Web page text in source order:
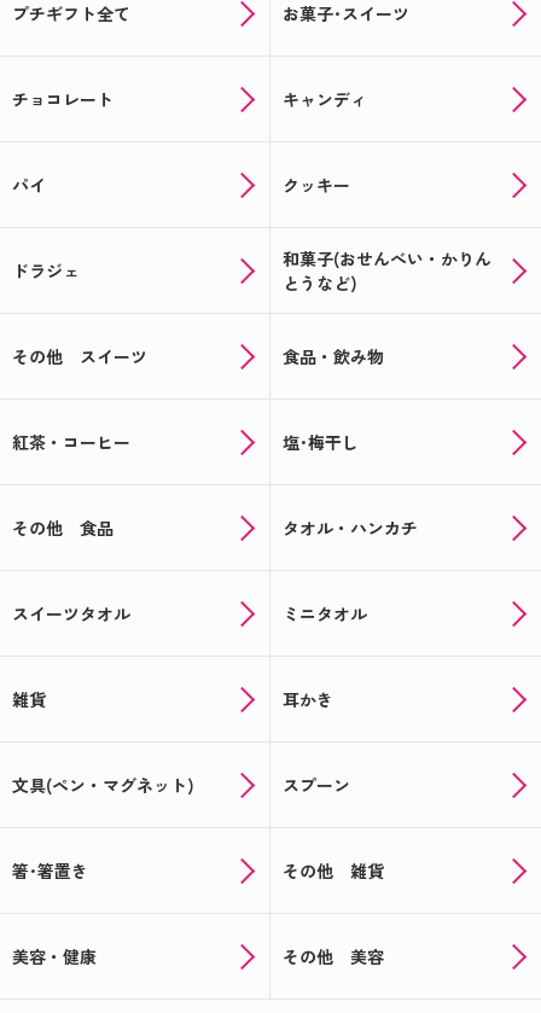
プチギフト全て お菓子･スイーツ
チョコレート キャンディ
パイ クッキー
ドラジェ
和菓子(おせんべい・かりん
とうなど)
その他 スイーツ 食品・飲み物
紅茶・コーヒー 塩･梅干し
その他 食品 タオル・ハンカチ
スイーツタオル ミニタオル
雑貨 耳かき
文具(ペン・マグネット) スプーン
箸･箸置き その他 雑貨
美容・健康 その他 美容